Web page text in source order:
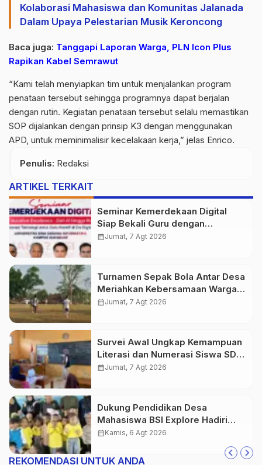
Kolaborasi Mahasiswa dan Komunitas Jalanada
Dalam Upaya Pelestarian Musik Keroncong
Baca juga: Tanggapi Laporan Warga, PLN Icon Plus
Rapikan Kabel Semrawut
“Kami telah menyiapkan tim untuk menjalankan program
penataan tersebut sehingga programnya dapat berjalan
dengan rutin. Kegiatan penataan tersebut selalu memastikan
SOP dijalankan dengan prinsip K3 dengan menggunakan
APD, untuk meminimalisir kecelakaan kerja,” jelas Enrico.
Penulis: Redaksi
ARTIKEL TERKAIT
Seminar Kemerdekaan Digital
Siap Bekali Guru dengan
Wawasan AI hingga Robotika di
calendar_monthJumat, 7 Agt 2026
Turnamen Sepak Bola Antar Desa
Meriahkan Kebersamaan Warga
Purwasedar
calendar_monthJumat, 7 Agt 2026
Survei Awal Ungkap Kemampuan
Literasi dan Numerasi Siswa SDN
Simpenan
calendar_monthJumat, 7 Agt 2026
Dukung Pendidikan Desa
Mahasiswa BSI Explore Hadiri
Peresmian TK PGRI Al-Istiqomah
calendar_monthKamis, 6 Agt 2026
REKOMENDASI UNTUK ANDA